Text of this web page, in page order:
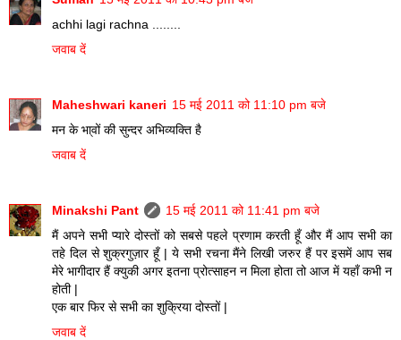
achhi lagi rachna ........
जवाब दें
Maheshwari kaneri 15 मई 2011 को 11:10 pm बजे
मन के भा्वों की सुन्दर अभिव्यक्ति है
जवाब दें
Minakshi Pant
15 मई 2011 को 11:41 pm बजे
मैं अपने सभी प्यारे दोस्तों को सबसे पहले प्रणाम करती हूँ और मैं आप सभी का
तहे दिल से शुक्रगुज़ार हूँ | ये सभी रचना मैंने लिखी जरुर हैं पर इसमें आप सब
मेरे भागीदार हैं क्युकी अगर इतना प्रोत्साहन न मिला होता तो आज में यहाँ कभी न
होती |
एक बार फिर से सभी का शुक्रिया दोस्तों |
जवाब दें